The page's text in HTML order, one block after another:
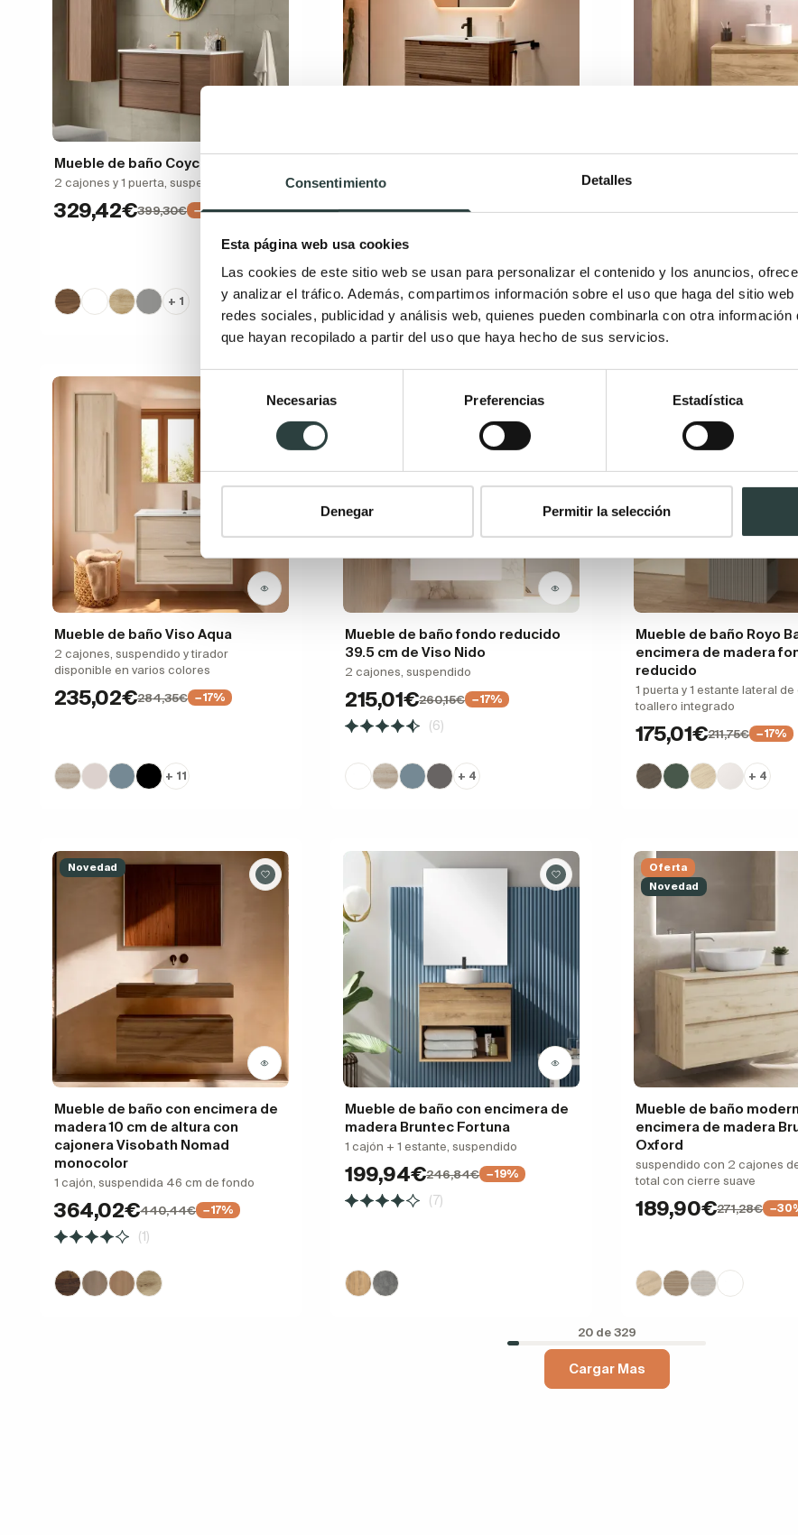
Consentimiento Detalles
Esta página web usa cookies
Las cookies de este sitio web se usan para personalizar el contenido y los anuncios,
y analizar el tráfico. Además, compartimos información sobre el uso que haga del sitio
redes sociales, publicidad y análisis web, quienes pueden combinarla con otra información
que hayan recopilado a partir del uso que haya hecho de sus servicios.
Selección
consentimiento
Necesarias Preferencias Estadística
Denegar Permitir la selección
Mueble de baño Coycama Oslo
2 cajones y 1 puerta, suspendido
329,42€399,30€ −18%
+ 1
2 cajones, suspendido para lavabo
+ 8
encimera Salgar
+ 2
Mueble de baño Viso Aqua
2 cajones, suspendido y tirador
disponible en varios colores
235,02€284,35€ −17%
+ 11
Mueble de baño fondo reducido
39.5 cm de Viso Nido
2 cajones, suspendido
215,01€260,15€ −17%
(6)
+ 4
Novedad
Mueble de baño Royo
encimera de madera
reducido
1 puerta y 1 estante lateral
toallero integrado
175,01€211,75€ −17%
+ 4
Novedad
Mueble de baño con encimera de
madera 10 cm de altura con
cajonera Visobath Nomad
monocolor
1 cajón, suspendida 46 cm de fondo
364,02€440,44€ −17%
(1)
Mueble de baño con encimera de
madera Bruntec Fortuna
1 cajón + 1 estante, suspendido
199,94€246,84€ −19%
(7)
Oferta
Novedad
Mueble de baño
encimera de madera
Oxford
suspendido con 2 cajones
total con cierre suave
189,90€271,28€
20 de 329
Cargar Mas